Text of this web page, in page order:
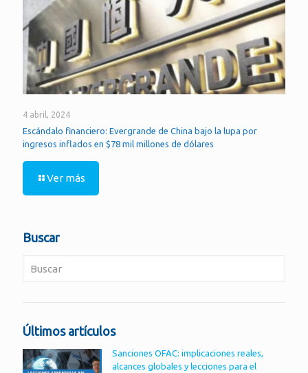
4 abril, 2024
Escándalo financiero: Evergrande de China bajo la lupa por
ingresos inflados en $78 mil millones de dólares
Ver más
Buscar
Últimos artículos
Sanciones OFAC: implicaciones reales,
alcances globales y lecciones para el